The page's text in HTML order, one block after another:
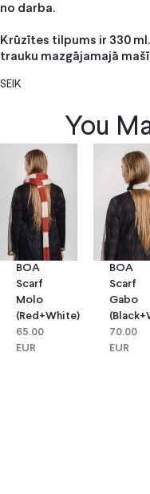
no darba.
Krūzītes tilpums ir 330
trauku mazgājamajā
SEIK
You
BOA
Scarf
Molo
(red+white)
65.00
EUR
BOA
Scarf
Gabo
70.00
EUR